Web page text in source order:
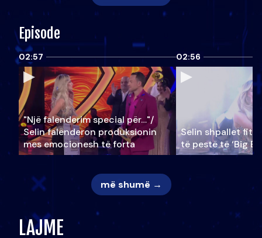
Episode
02:57
"Një falenderim special për…"/
Selin falënderon produksionin
mes emocionesh të forta
02:56
Selin shpallet
të pestë të ‘Big
më shumë →
LAJME